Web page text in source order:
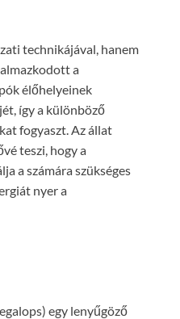
technikájával, hanem
a
élőhelyeinek
így a különböző
fogyaszt. Az állat
teszi, hogy a
a számára szükséges
nyer a
egy lenyűgöző